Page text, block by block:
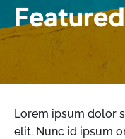
Lorem ipsum dolor
elit. Nunc id ipsum